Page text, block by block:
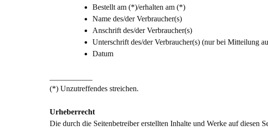
Bestellt am (*)/erhalten am (*)
Name des/der Verbraucher(s)
Anschrift des/der Verbraucher(s)
Unterschrift des/der Verbraucher(s) (nur bei Mitteilung
Datum
(*) Unzutreffendes streichen.
Urheberrecht
Die durch die Seitenbetreiber erstellten Inhalte und Werke auf diesen